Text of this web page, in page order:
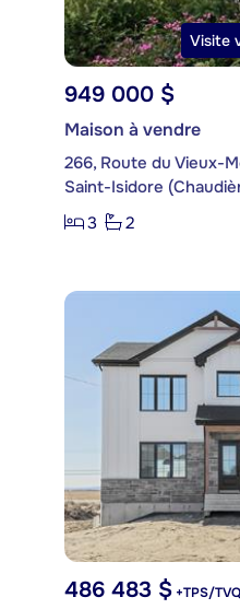
Visite
949 000 $
Maison à vendre
266, Route du Vieux-
Saint-Isidore
3
2
486 483 $ +TPS/TVQ